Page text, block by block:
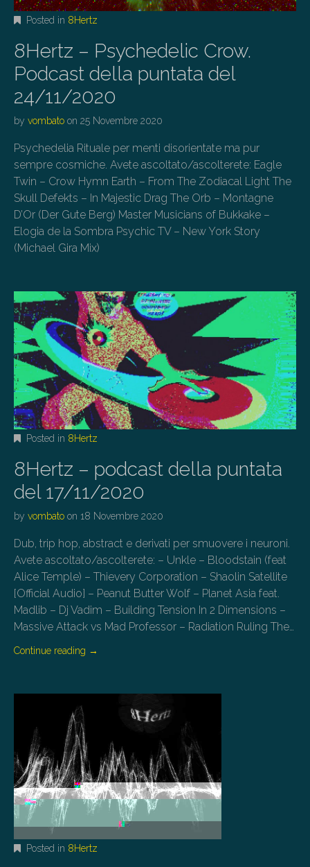
Posted in 8Hertz
8Hertz – Psychedelic Crow.
Podcast della puntata del
24/11/2020
by vombato on 25 Novembre 2020
Psychedelia Rituale per menti disorientate ma pur
sempre cosmiche. Avete ascoltato/ascolterete: Eagle
Twin – Crow Hymn Earth – From The Zodiacal Light The
Skull Defekts – In Majestic Drag The Orb – Montagne
D’Or (Der Gute Berg) Master Musicians of Bukkake –
Elogia de la Sombra Psychic TV – New York Story
(Michael Gira Mix)
Posted in 8Hertz
8Hertz – podcast della puntata
del 17/11/2020
by vombato on 18 Novembre 2020
Dub, trip hop, abstract e derivati per smuovere i neuroni.
Avete ascoltato/ascolterete: – Unkle – Bloodstain (feat
Alice Temple) – Thievery Corporation – Shaolin Satellite
[Official Audio] – Peanut Butter Wolf – Planet Asia feat.
Madlib – Dj Vadim – Building Tension In 2 Dimensions –
Massive Attack vs Mad Professor – Radiation Ruling The…
Continue reading →
Posted in 8Hertz